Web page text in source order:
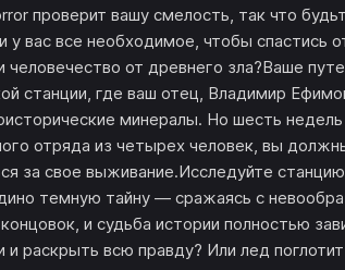
проверит вашу смелость, так что
у вас все необходимое, чтобы
от древнего зла?Ваше
станции, где ваш отец, Владимир
минералы. Но шесть недель
отряда из четырех человек, вы
за свое выживание.Исследуйте
темную тайну — сражаясь с
и судьба истории полностью
и раскрыть всю правду? Или лед поглотит